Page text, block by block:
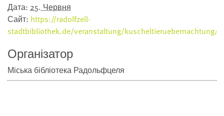
Дата: 25. Червня
Сайт: https://radolfzell-
stadtbibliothek.de/veranstaltung/kuscheltieruebernachtung/
Організатор
Міська бібліотека Радольфцеля